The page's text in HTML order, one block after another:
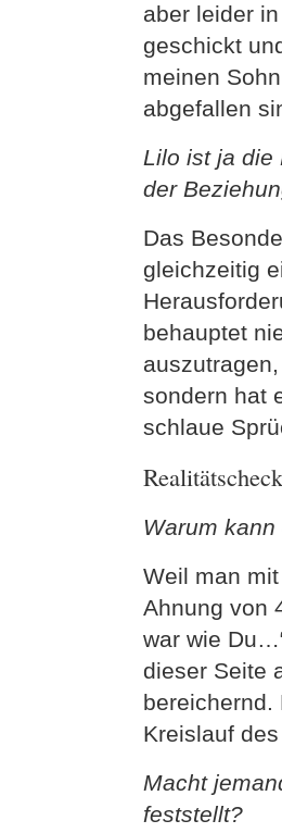
aber leider
geschickt
meinen
abgefallen
Lilo ist ja die
der
Das
gleichzeitig
behauptet
sondern hat
schlaue
Warum
Weil man
Ahnung von
war wie
dieser Seite
bereichernd.
Kreislauf
Macht
feststellt?